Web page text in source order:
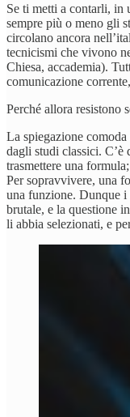
Se ti metti a contarli, in
sempre più o meno gli
circolano ancora
tecnicismi che vivono
Chiesa, accademia).
comunicazione
Perché allora resistono
La spiegazione
dagli studi classici. C’è
trasmettere una
Per sopravvivere, una
una funzione. Dunque
brutale, e la questione
li abbia selezionati, e